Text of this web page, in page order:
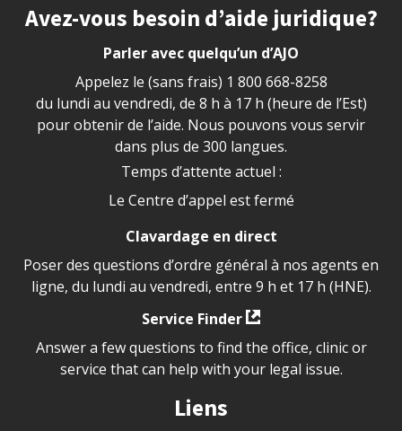
Site footer
Avez-vous besoin d’aide juridique?
Parler avec quelqu’un d’AJO
Appelez le (sans frais) 1 800 668-8258
du lundi au vendredi, de 8 h à 17 h (heure de l’Est)
pour obtenir de l’aide. Nous pouvons vous servir
dans plus de 300 langues.
Temps d’attente actuel :
Le Centre d’appel est fermé
Clavardage en direct
Poser des questions d’ordre général à nos agents en
ligne, du lundi au vendredi, entre 9 h et 17 h (HNE).
Service Finder
Answer a few questions to find the office, clinic or
service that can help with your legal issue.
Liens